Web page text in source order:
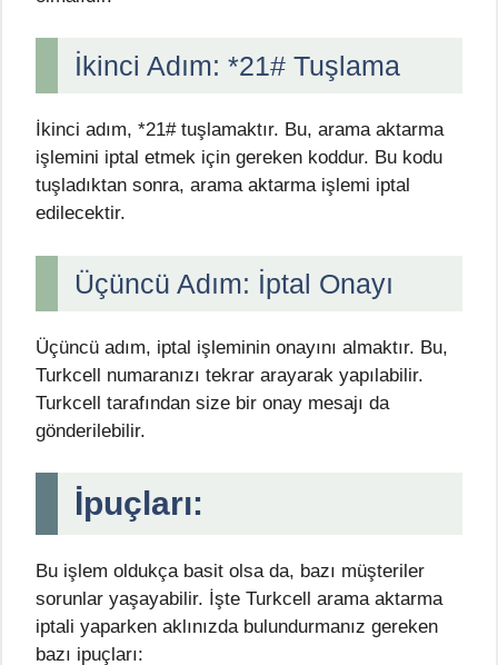
İkinci Adım: *21# Tuşlama
İkinci adım, *21# tuşlamaktır. Bu, arama aktarma
işlemini iptal etmek için gereken koddur. Bu kodu
tuşladıktan sonra, arama aktarma işlemi iptal
edilecektir.
Üçüncü Adım: İptal Onayı
Üçüncü adım, iptal işleminin onayını almaktır. Bu,
Turkcell numaranızı tekrar arayarak yapılabilir.
Turkcell tarafından size bir onay mesajı da
gönderilebilir.
İpuçları:
Bu işlem oldukça basit olsa da, bazı müşteriler
sorunlar yaşayabilir. İşte Turkcell arama aktarma
iptali yaparken aklınızda bulundurmanız gereken
bazı ipuçları: